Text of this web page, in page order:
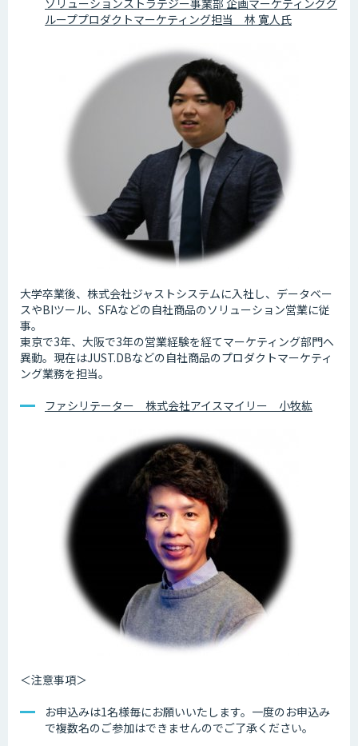
ソリューションストラテジー事業部 企画マーケティンググ
ループプロダクトマーケティング担当 林 寛人氏
大学卒業後、株式会社ジャストシステムに入社し、データベー
スやBIツール、SFAなどの自社商品のソリューション営業に従
事。
東京で3年、大阪で3年の営業経験を経てマーケティング部門へ
異動。現在はJUST.DBなどの自社商品のプロダクトマーケティ
ング業務を担当。
ファシリテーター 株式会社アイスマイリー 小牧紘
＜注意事項＞
お申込みは1名様毎にお願いいたします。一度のお申込み
で複数名のご参加はできませんのでご了承ください。